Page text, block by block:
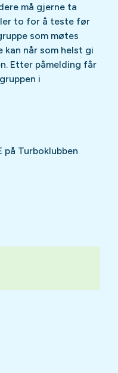
må gjerne ta
to for å teste før
som møtes
kan når som helst gi
Etter påmelding får
i
på Turboklubben